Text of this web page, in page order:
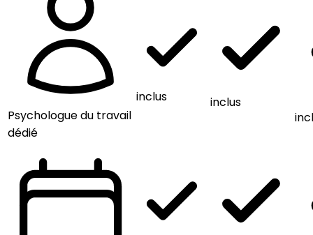
Psychologue du travail
dédié
inclus
inclus